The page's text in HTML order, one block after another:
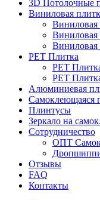
3D Потолочные
Виниловая
Виниловая
Виниловая
Виниловая
PET Плитка
PET
PET
Алюминиевая
Самоклеющаяся
Плинтусы
Зеркало на
Сотрудничество
ОПТ
Отзывы
FAQ
Контакты